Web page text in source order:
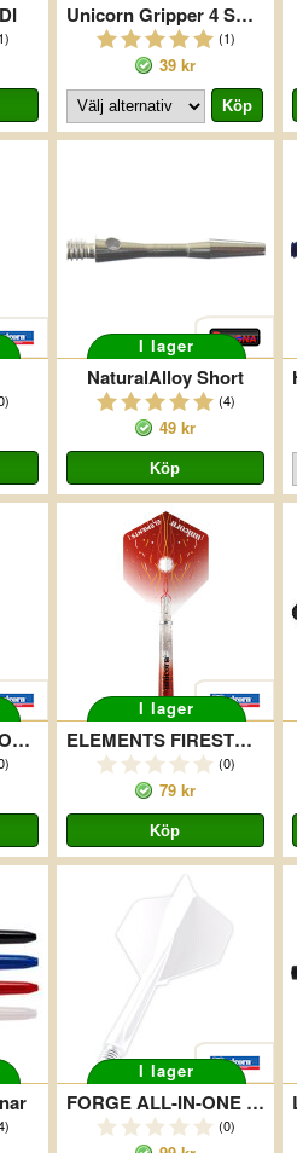
Unicorn Gripper 4 Smoke
(1)
39 kr
I lager
NaturalAlloy Short
(4)
49 kr
ELEMENTS ICESTORM COMBO PACK
I lager
ELEMENTS FIRESTORM COMBO PACK
(0)
79 kr
I lager
FORGE ALL-IN-ONE PLUS MEDIUM WHITE
(0)